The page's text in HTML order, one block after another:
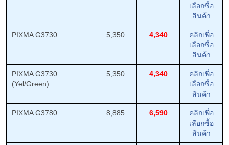
เลือกซื้อ
สินค้า
PIXMA G3730 5,350 4,340
คลิกเพื่อ
เลือกซื้อ
สินค้า
PIXMA G3730
(Yel/Green)
5,350 4,340
คลิกเพื่อ
เลือกซื้อ
สินค้า
PIXMA G3780 8,885 6,590
คลิกเพื่อ
เลือกซื้อ
สินค้า